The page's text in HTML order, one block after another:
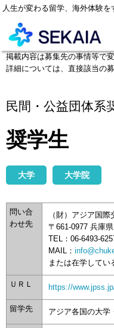
人生が変わる留学、海外体験を
SEKAIAとは
留学プログラム
全国のSEKAIAオフィス
よくある質問
News
掲載内容は募集先の事情等で
詳細については、直接該当の
民間・公益団体系
奨学生
大学 大学院
問い合
わせ先
（財）アジア国際
〒661-0977 兵庫
TEL：06-6493-
MAIL：
または在学してい
ＵＲＬ https://
留学先 アジア各国の大学